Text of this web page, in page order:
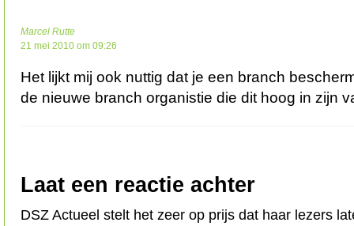
Marcel Rutte
21 mei 2010 om 09:26
Het lijkt mij ook nuttig dat je een branch
de nieuwe branch organistie die dit hoog in zijn
Laat een reactie achter
DSZ Actueel stelt het zeer op prijs dat haar lezers